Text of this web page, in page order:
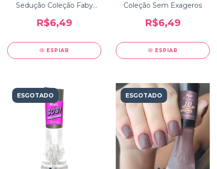
Sedução Coleção Faby
Brilham
R$6,49
ESPIAR
Coleção Sem Exageros
R$6,49
ESPIAR
ESGOTADO ESGOTADO